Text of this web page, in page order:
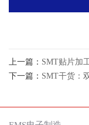
上一篇： SMT贴片加
下一篇： SMT干货：